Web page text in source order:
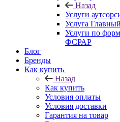
Назад
Услуги
Услуга
Услуги по
ФСРАР
Блог
Бренды
Как купить
Назад
Как купить
Условия оплаты
Условия доставки
Гарантия на товар